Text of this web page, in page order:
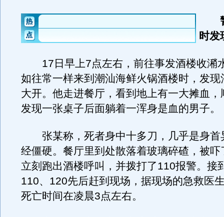
时发
17日早上7点左右，前往事发酒楼收潲
如往常一样来到潮汕海鲜火锅酒楼时，发现
大开。他走进餐厅，看到地上有一大摊血，
发现一张桌子后面躺着一浑身是血的男子。
张某称，死者身中十多刀，几乎是身首
经僵硬。餐厅里到处散落着玻璃碎碴，被吓
立刻跑出酒楼呼叫，并拨打了110报警。接
110、120先后赶到现场，据现场的急救医
死亡时间在凌晨3点左右。